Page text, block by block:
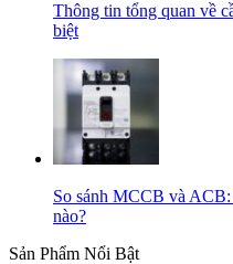
Thông tin tổng quan về
biệt
So sánh MCCB và
nào?
Sản Phẩm Nổi Bật